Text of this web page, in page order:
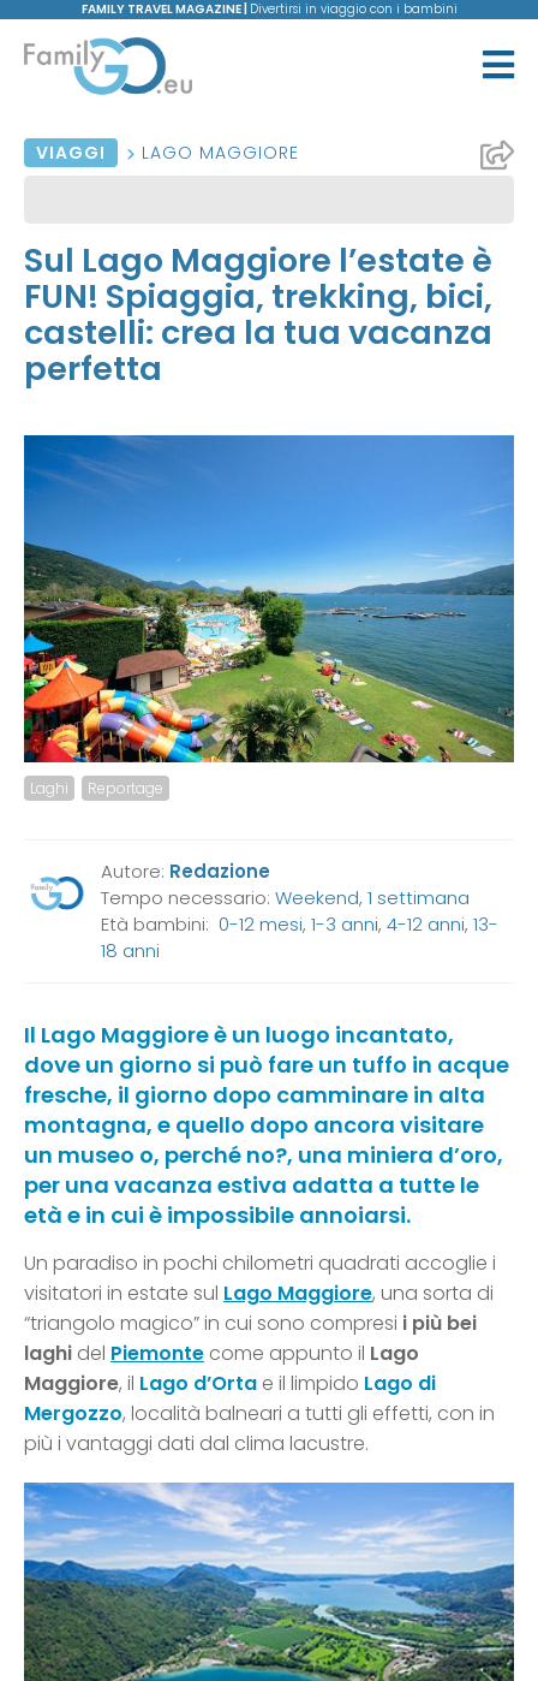
FAMILY TRAVEL MAGAZINE | Divertirsi in viaggio con i bambini
VIAGGI LAGO MAGGIORE
Sul Lago Maggiore l’estate è
FUN! Spiaggia, trekking, bici,
castelli: crea la tua vacanza
perfetta
Laghi Reportage
Autore: Redazione
Tempo necessario:Weekend, 1 settimana
Età bambini:0-12 mesi,1-3 anni,4-12 anni,13-
18 anni
Il Lago Maggiore è un luogo incantato,
dove un giorno si può fare un tuffo in acque
fresche, il giorno dopo camminare in alta
montagna, e quello dopo ancora visitare
un museo o, perché no?, una miniera d’oro,
per una vacanza estiva adatta a tutte le
età e in cui è impossibile annoiarsi.
Un paradiso in pochi chilometri quadrati accoglie i
visitatori in estate sul Lago Maggiore, una sorta di
“triangolo magico” in cui sono compresi i più bei
laghi del Piemonte come appunto il Lago
Maggiore, il Lago d’Orta e il limpido Lago di
Mergozzo, località balneari a tutti gli effetti, con in
più i vantaggi dati dal clima lacustre.